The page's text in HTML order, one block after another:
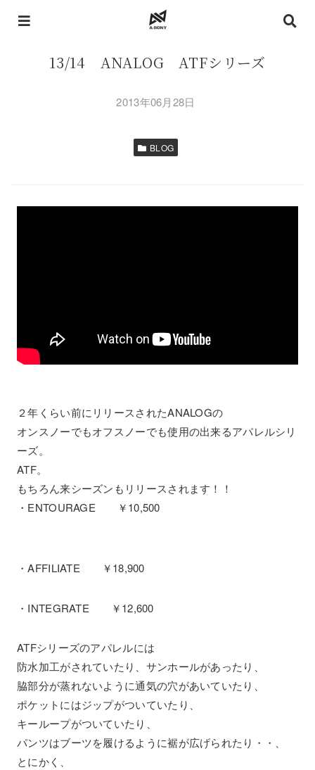
13/14 ANALOG ATFシリーズ
2013年06月28日
BLOG
２年くらい前にリリースされたANALOGの
オンスノーでもオフスノーでも使用の出来るアパレルシリ
ーズ。
ATF。
もちろん来シーズンもリリースされます！！
・ENTOURAGE ￥10,500
・AFFILIATE ￥18,900
・INTEGRATE ￥12,600
ATFシリーズのアパレルには
防水加工がされていたり、サンホールがあったり、
脇部分が蒸れないように通気の穴があいていたり、
ポケットにはジップがついていたり、
キーループがついていたり、
パンツはブーツを履けるように裾が広げられたり・・、
とにかく、